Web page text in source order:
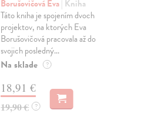
Borušovičová Eva| Kniha
Táto kniha je spojením dvoch
projektov, na ktorých Eva
Borušovičová pracovala až do
svojich posledný...
Na sklade ?
18,91 €
19,90 € ?